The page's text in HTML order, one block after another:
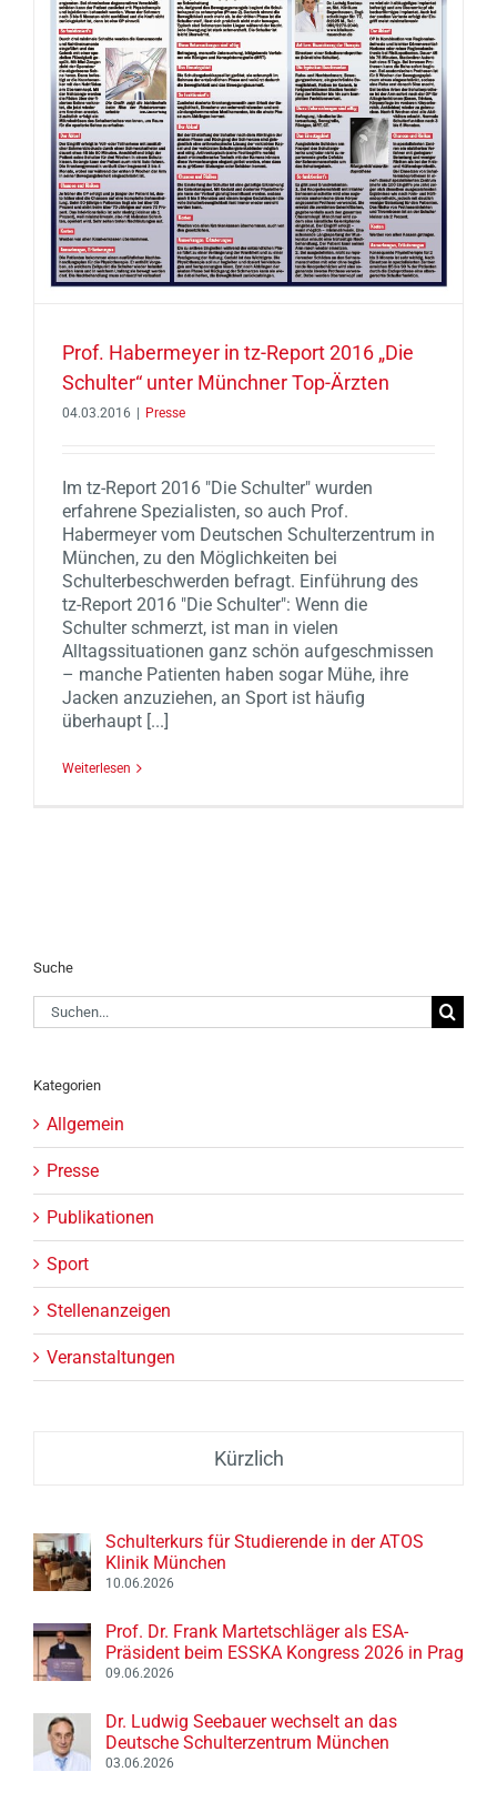
Prof. Habermeyer in tz-Report 2016 „Die
Schulter“ unter Münchner Top-Ärzten
04.03.2016 Presse
Im tz-Report 2016 "Die Schulter" wurden
erfahrene Spezialisten, so auch Prof.
Habermeyer vom Deutschen Schulterzentrum in
München, zu den Möglichkeiten bei
Schulterbeschwerden befragt. Einführung des
tz-Report 2016 "Die Schulter": Wenn die
Schulter schmerzt, ist man in vielen
Alltagssituationen ganz schön aufgeschmissen
– manche Patienten haben sogar Mühe, ihre
Jacken anzuziehen, an Sport ist häufig
überhaupt [...]
Weiterlesen
Suche
Suche
nach:
Kategorien
Allgemein
Presse
Publikationen
Sport
Stellenanzeigen
Veranstaltungen
Kürzlich
Schulterkurs für Studierende in der ATOS
Klinik München
10.06.2026
Prof. Dr. Frank Martetschläger als ESA-
Präsident beim ESSKA Kongress 2026 in Prag
09.06.2026
Dr. Ludwig Seebauer wechselt an das
Deutsche Schulterzentrum München
03.06.2026